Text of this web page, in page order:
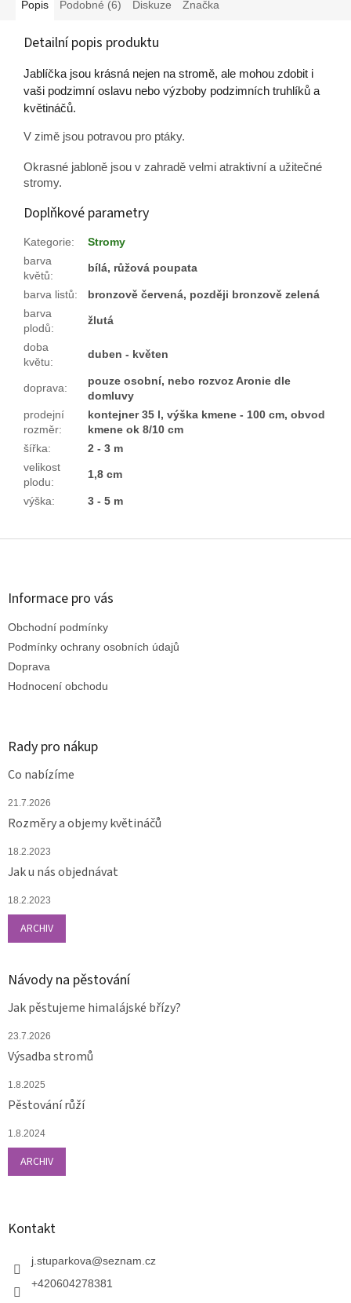
Popis Podobné (6) Diskuze Značka
Detailní popis produktu
Jablíčka jsou krásná nejen na stromě, ale mohou zdobit i
vaši podzimní oslavu nebo výzboby podzimních truhlíků a
květináčů.
V zimě jsou potravou pro ptáky.
Okrasné jabloně jsou v zahradě velmi atraktivní a užitečné
stromy.
Doplňkové parametry
Kategorie:
Stromy
barva
květů:
bílá, růžová poupata
barva listů:
bronzově červená, později bronzově zelená
barva
plodů:
žlutá
doba
květu:
duben - květen
doprava:
pouze osobní, nebo rozvoz Aronie dle
domluvy
prodejní
rozměr:
kontejner 35 l, výška kmene - 100 cm, obvod
kmene ok 8/10 cm
šířka:
2 - 3 m
velikost
plodu:
1,8 cm
výška: 3 - 5 m
Z
Informace pro vás
Obchodní podmínky
Podmínky ochrany osobních údajů
Doprava
Hodnocení obchodu
Rady pro nákup
Co nabízíme
21.7.2026
Rozměry a objemy květináčů
18.2.2023
Jak u nás objednávat
18.2.2023
ARCHIV
Návody na pěstování
Jak pěstujeme himalájské břízy?
23.7.2026
Výsadba stromů
1.8.2025
Pěstování růží
1.8.2024
ARCHIV
Kontakt
j.stuparkova@seznam.cz
+420604278381